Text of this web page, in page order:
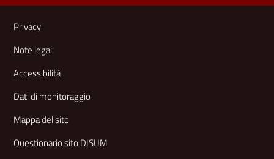
Link e informazioni utili
Privacy
Note legali
Accessibilità
Dati di monitoraggio
Mappa del sito
Questionario sito DISUM